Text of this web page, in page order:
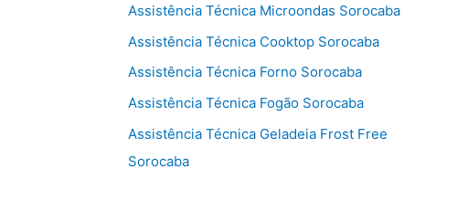
Assistência Técnica Microondas Sorocaba
Assistência Técnica Cooktop Sorocaba
Assistência Técnica Forno Sorocaba
Assistência Técnica Fogão Sorocaba
Assistência Técnica Geladeia Frost Free
Sorocaba